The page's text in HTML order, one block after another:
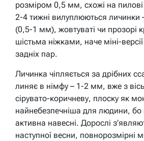
розміром 0,5 мм, схожі на
2-4 тижні вилуплюються личинки
(0,5-1 мм), жовтуваті чи прозорі
шістьма ніжками, наче міні-
задніх пар.
Личинка чіпляється за дрібних
линяє в німфу – 1-2 мм, вже з
сірувато-коричневу, плоску як
найнебезпечніша для людини, бо
активна навесні. Дорослі
наступної весни, повнорозмірні